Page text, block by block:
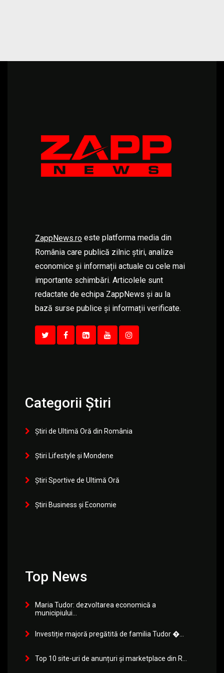
ZappNews.ro este platforma media din
România care publică zilnic știri, analize
economice și informații actuale cu cele mai
importante schimbări. Articolele sunt
redactate de echipa ZappNews și au la
bază surse publice și informații verificate.
Categorii Știri
Știri de Ultimă Oră din România
Știri Lifestyle și Mondene
Știri Sportive de Ultimă Oră
Știri Business și Economie
Top News
Maria Tudor: dezvoltarea economică a
municipiului...
Investiție majoră pregătită de familia Tudor �...
Top 10 site-uri de anunțuri și marketplace din R...